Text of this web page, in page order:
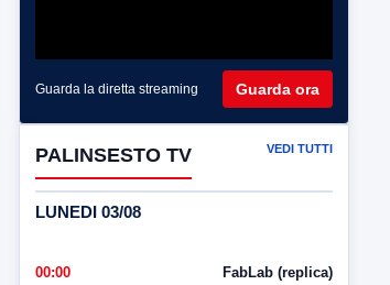
Guarda la diretta streaming Guarda ora
PALINSESTO TV VEDI TUTTI
LUNEDI 03/08
00:00 FabLab (replica)